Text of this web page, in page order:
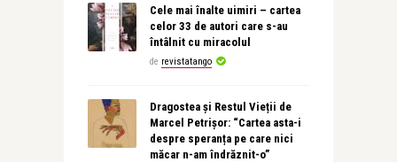
Cele mai înalte uimiri – cartea
celor 33 de autori care s-au
întâlnit cu miracolul
de revistatango
Dragostea și Restul Vieții de
Marcel Petrișor: “Cartea asta-i
despre speranța pe care nici
măcar n-am îndrăznit-o”